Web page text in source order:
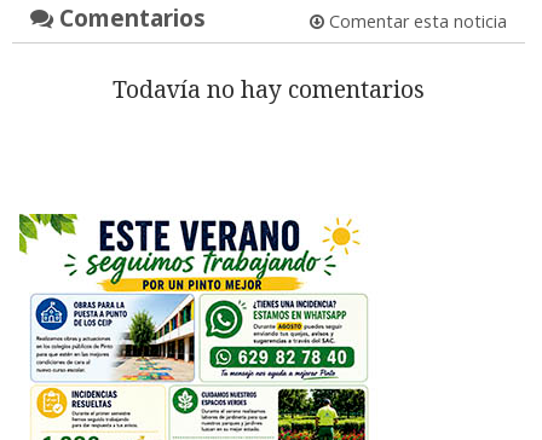
Comentarios Comentar esta noticia
Todavía no hay comentarios